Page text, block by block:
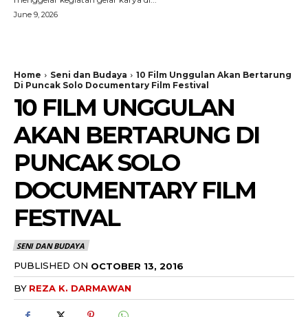
June 9, 2026